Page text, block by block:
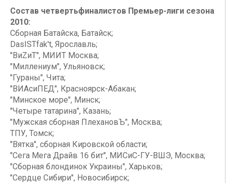
Состав четвертьфиналистов Премьер-лиги сезона
2010:
Сборная Батайска, Батайск;
DasISTfak't, Ярославль;
"ВиZиТ", МИИТ Москва;
"Миллениум", Ульяновск;
"Гураны", Чита;
"ВИАсиПЕД", Красноярск-Абакан;
"Минское море", Минск;
"Четыре татарина", Казань;
"Мужская сборная ПлехановЪ", Москва;
ТПУ, Томск;
"Вятка", сборная Кировской области;
"Сега Мега Драйв 16 бит", МИСиС-ГУ-ВШЭ, Москва;
"Сборная блондинок Украины", Харьков;
"Сердце Сибири", Новосибирск;